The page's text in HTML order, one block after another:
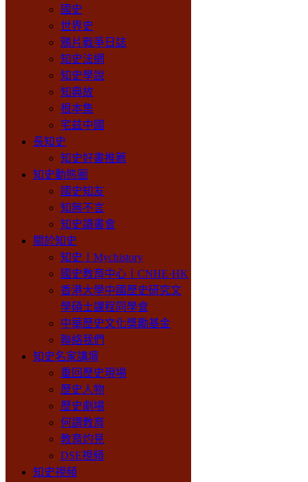
國史
世界史
鴉片戰爭日誌
知史法網
知史學說
知典故
根本集
宅兹中國
長知史
知史好書推薦
知史動態圈
國史知友
知無不言
知史讀書會
關於知史
知史丨Mychistory
國史教育中心丨CNHE·HK
香港大學中國歷史研究文
學碩士課程同學會
中華歷史文化獎勵基金
聯絡我們
知史名家講壇
重回歷史現場
歷史人物
歷史劇場
何謂教育
教育灼見
DSE視頻
知史視頻